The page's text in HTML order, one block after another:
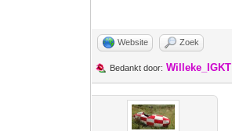
Website Zoek
Bedankt door: Willeke_IGKT